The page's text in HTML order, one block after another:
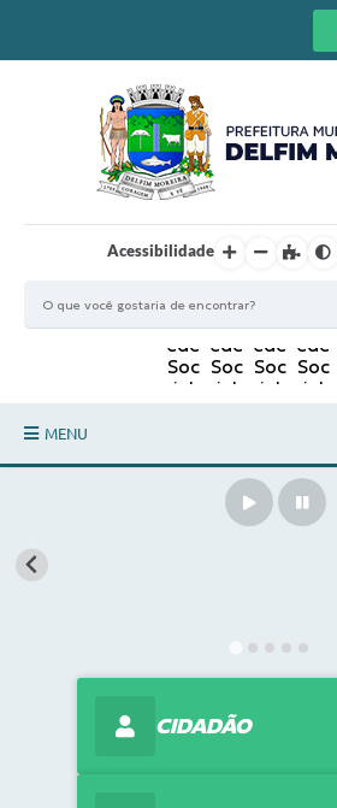
Acessibilidade
MENU
Transparência
CAPINA ECOLÓGICA
Listas de Espera - Unidade Básica de Saúde
CIDADÃO